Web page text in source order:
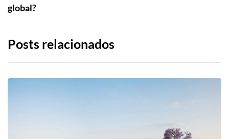
global?
Posts relacionados